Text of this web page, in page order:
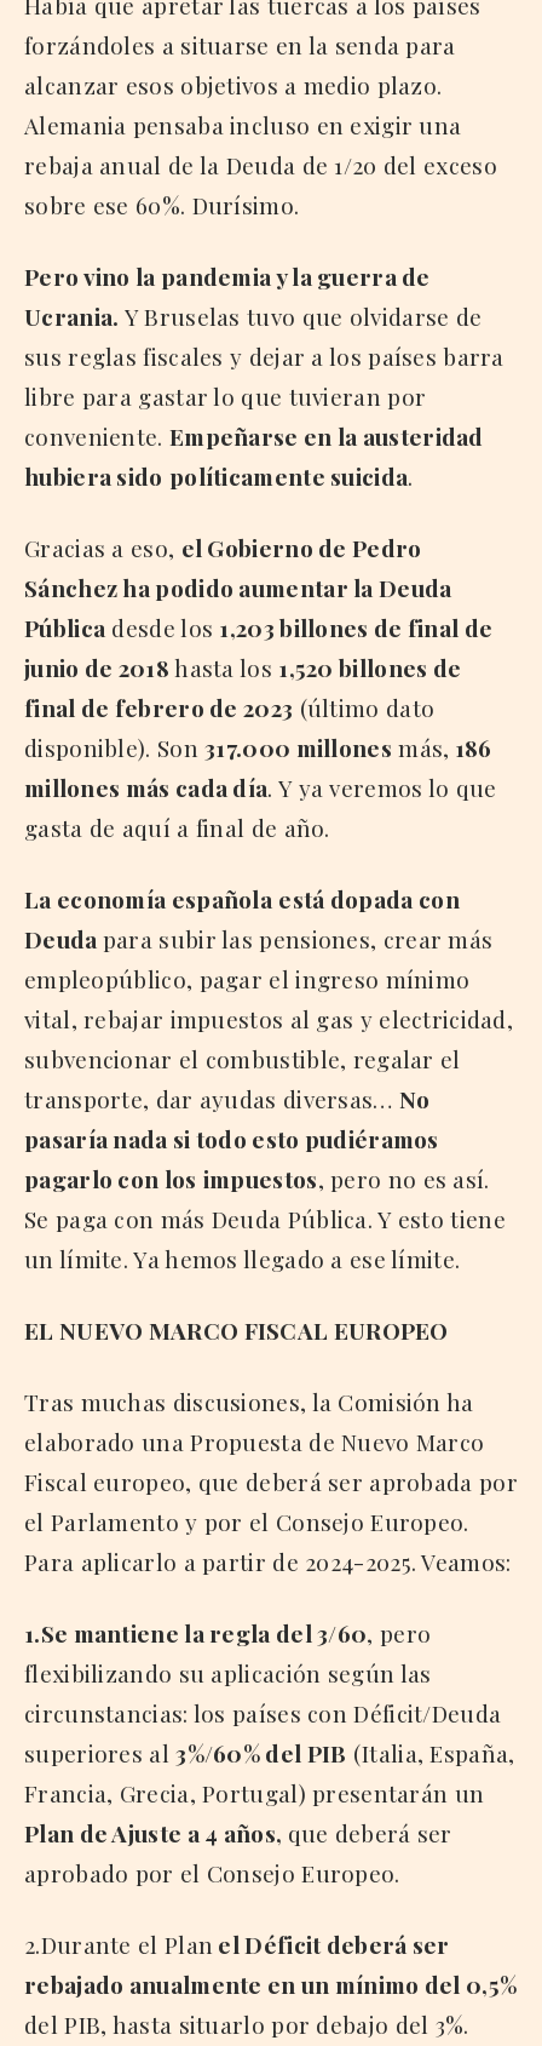
forzándoles a situarse en la senda para
alcanzar esos objetivos a medio plazo.
Alemania pensaba incluso en exigir una
rebaja anual de la Deuda de 1/20 del exceso
sobre ese 60%. Durísimo.
Pero vino la pandemia y la guerra de
Ucrania. Y Bruselas tuvo que olvidarse de
sus reglas fiscales y dejar a los países barra
libre para gastar lo que tuvieran por
conveniente. Empeñarse en la austeridad
hubiera sido políticamente suicida.
Gracias a eso, el Gobierno de Pedro
Sánchez ha podido aumentar la Deuda
Pública desde los 1,203 billones de final de
junio de 2018hasta los 1,520 billones de
final de febrero de 2023 (último dato
disponible). Son317.000 millones más, 186
millones más cada día. Y ya veremos lo que
gasta de aquí a final de año.
La economía española está dopada con
Deudapara subir las pensiones, crear más
empleopúblico, pagar el ingreso mínimo
vital, rebajar impuestos al gas y electricidad,
subvencionar el combustible, regalar el
transporte, dar ayudas diversas… No
pasaría nada si todo esto pudiéramos
pagarlo con los impuestos, pero no es así.
Se paga con más Deuda Pública. Y esto tiene
un límite. Ya hemos llegado a ese límite.
EL NUEVO MARCO FISCAL EUROPEO
Tras muchas discusiones, la Comisión ha
elaborado una Propuesta de Nuevo Marco
Fiscal europeo, que deberá ser aprobada por
el Parlamento y por el Consejo Europeo.
Para aplicarlo a partir de 2024-2025. Veamos:
1.Se mantiene la regla del 3/60, pero
flexibilizando su aplicación según las
circunstancias: los países con Déficit/Deuda
superiores al3%/60% del PIB (Italia, España,
Francia, Grecia, Portugal) presentarán un
Plan de Ajuste a 4 años, que deberá ser
aprobado por el Consejo Europeo.
2.Durante el Plan el Déficit deberá ser
rebajado anualmente en un mínimo del 0,5%
del PIB, hasta situarlo por debajo del 3%.